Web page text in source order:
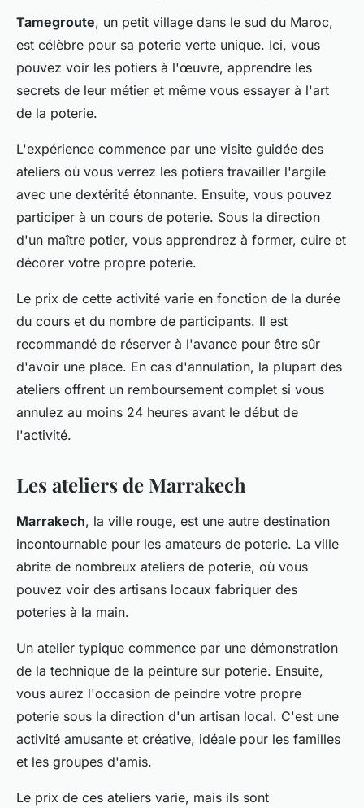
Tamegroute, un petit village dans le sud du Maroc,
est célèbre pour sa poterie verte unique. Ici, vous
pouvez voir les potiers à l'œuvre, apprendre les
secrets de leur métier et même vous essayer à l'art
de la poterie.
L'expérience commence par une visite guidée des
ateliers où vous verrez les potiers travailler l'argile
avec une dextérité étonnante. Ensuite, vous pouvez
participer à un cours de poterie. Sous la direction
d'un maître potier, vous apprendrez à former, cuire et
décorer votre propre poterie.
Le prix de cette activité varie en fonction de la durée
du cours et du nombre de participants. Il est
recommandé de réserver à l'avance pour être sûr
d'avoir une place. En cas d'annulation, la plupart des
ateliers offrent un remboursement complet si vous
annulez au moins 24 heures avant le début de
l'activité.
Les ateliers de Marrakech
Marrakech, la ville rouge, est une autre destination
incontournable pour les amateurs de poterie. La ville
abrite de nombreux ateliers de poterie, où vous
pouvez voir des artisans locaux fabriquer des
poteries à la main.
Un atelier typique commence par une démonstration
de la technique de la peinture sur poterie. Ensuite,
vous aurez l'occasion de peindre votre propre
poterie sous la direction d'un artisan local. C'est une
activité amusante et créative, idéale pour les familles
et les groupes d'amis.
Le prix de ces ateliers varie, mais ils sont